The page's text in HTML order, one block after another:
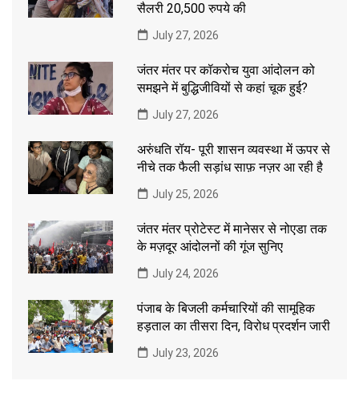
सैलरी 20,500 रुपये की
July 27, 2026
जंतर मंतर पर कॉकरोच युवा आंदोलन को
समझने में बुद्धिजीवियों से कहां चूक हुई?
July 27, 2026
अरुंधति रॉय- पूरी शासन व्यवस्था में ऊपर से
नीचे तक फैली सड़ांध साफ़ नज़र आ रही है
July 25, 2026
जंतर मंतर प्रोटेस्ट में मानेसर से नोएडा तक
के मज़दूर आंदोलनों की गूंज सुनिए
July 24, 2026
पंजाब के बिजली कर्मचारियों की सामूहिक
हड़ताल का तीसरा दिन, विरोध प्रदर्शन जारी
July 23, 2026